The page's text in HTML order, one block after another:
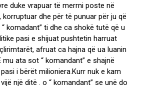
duke vrapuar të merrni poste në
korruptuar dhe për të punuar për ju që
komadant” ti dhe ca shokë tutë që u
pasi e shijuat pushtetin harruat
afruat ca hajna që ua luanin
ata sot “ komandant” e shajnë
i bërët milioniera.Kurr nuk e kam
një ditë . o “ komandant” se unë do